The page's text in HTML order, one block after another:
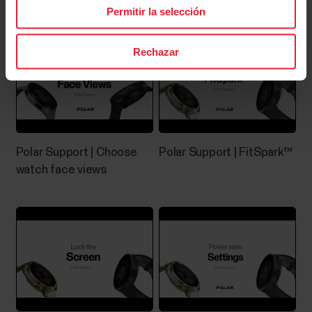
Permitir la selección
Rechazar
objetivos del entrenamiento en
Polar Flow
Favoritos en el servicio web Polar FlowHaz clic en el
icono Favoritos de la barra de menús situada en la
parte superior de la página para acceder a tu página
de Favoritos.Desde aquí puedes gestionar los
favoritos de todos los dispositivos Polar que tengas
Medición para natación
Las mediciones para natación te ayudan a analizar
cada sesión de natación y a seguir tu rendimiento y
progreso a largo plazo. Natación en piscina Al utilizar
los perfiles Natación o Natación en piscina, el reloj
Polar Support | Choose
watch face views
Polar Support | FitSpark™